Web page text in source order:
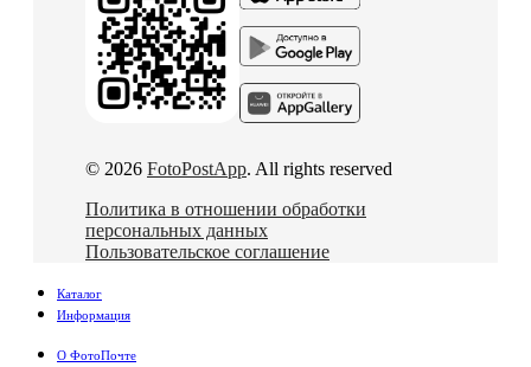
© 2026 FotoPostApp. All rights reserved
Политика в отношении обработки
персональных данных
Пользовательское соглашение
Каталог
Информация
О ФотоПочте